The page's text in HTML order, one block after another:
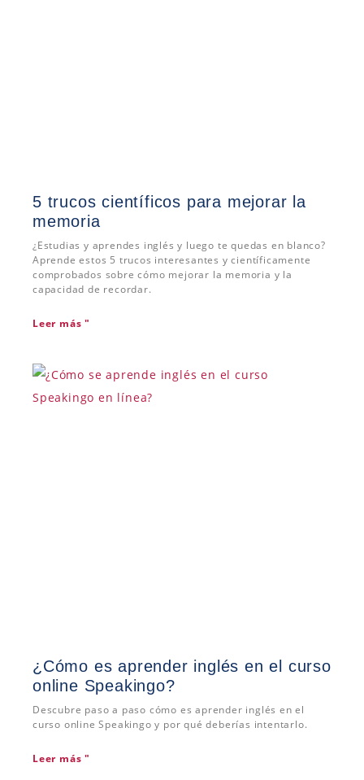
5 trucos científicos para mejorar la
memoria
¿Estudias y aprendes inglés y luego te quedas en blanco?
Aprende estos 5 trucos interesantes y científicamente
comprobados sobre cómo mejorar la memoria y la
capacidad de recordar.
Leer más "
¿Cómo es aprender inglés en el curso
online Speakingo?
Descubre paso a paso cómo es aprender inglés en el
curso online Speakingo y por qué deberías intentarlo.
Leer más "